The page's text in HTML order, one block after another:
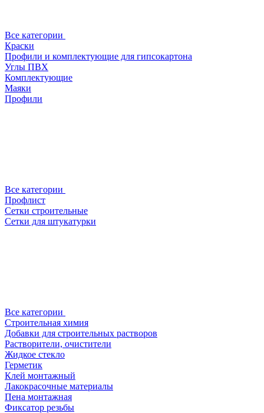
Все категории
Краски
Профили и комплектующие для гипсокартона
Углы ПВХ
Комплектующие
Маяки
Профили
Все категории
Профлист
Сетки строительные
Сетки для штукатурки
Все категории
Строительная химия
Добавки для строительных растворов
Растворители, очистители
Жидкое стекло
Герметик
Клей монтажный
Лакокрасочные материалы
Пена монтажная
Фиксатор резьбы